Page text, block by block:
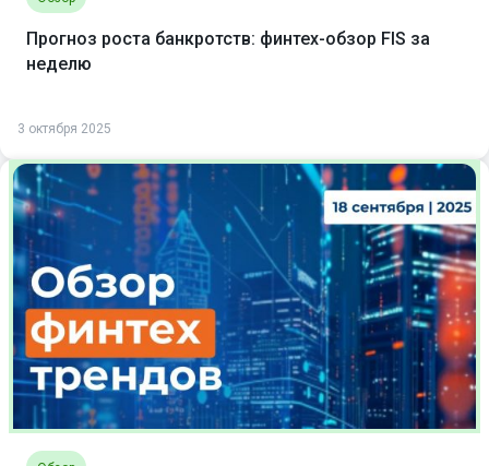
Прогноз роста банкротств: финтех-обзор FIS за
неделю
3 октября 2025